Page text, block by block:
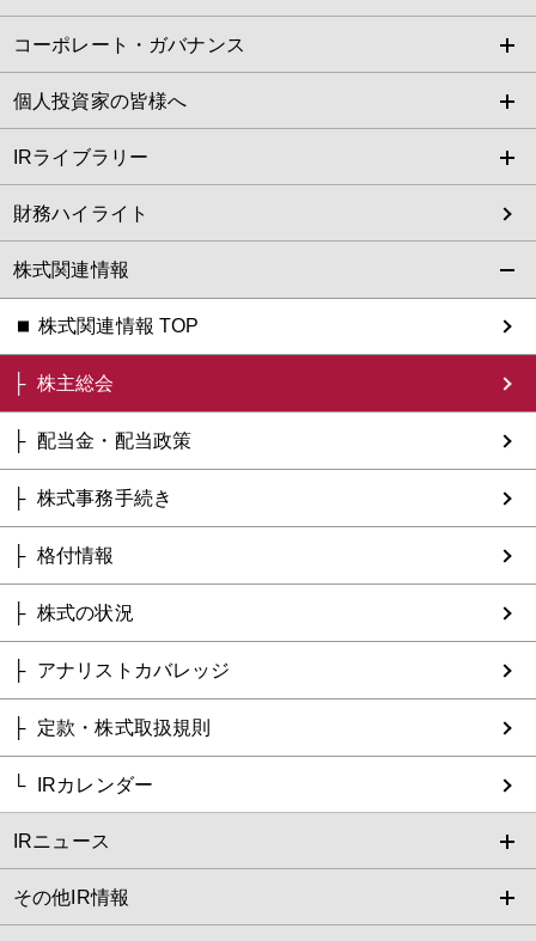
コーポレート・ガバナンス
個人投資家の皆様へ
IRライブラリー
財務ハイライト
株式関連情報
株式関連情報 TOP
株主総会
配当金・配当政策
株式事務手続き
格付情報
株式の状況
アナリストカバレッジ
定款・株式取扱規則
IRカレンダー
IRニュース
その他IR情報